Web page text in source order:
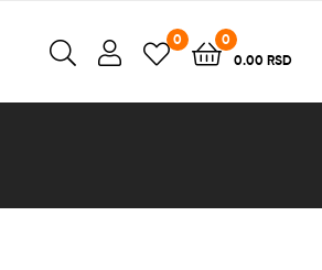
0
0
0.00 RSD